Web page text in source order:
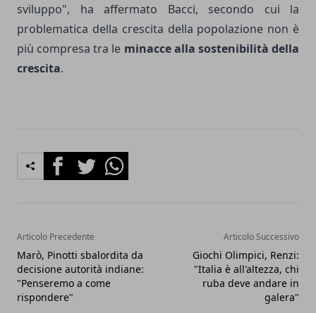
sviluppo", ha affermato Bacci, secondo cui la
problematica della crescita della popolazione non è
più compresa tra le minacce alla sostenibilità della
crescita.
FacebookTwitterWhatsapp
Articolo Precedente
Marò, Pinotti sbalordita da
decisione autorità indiane:
"Penseremo a come
rispondere"
Articolo Successivo
Giochi Olimpici, Renzi:
"Italia è all'altezza, chi
ruba deve andare in
galera"